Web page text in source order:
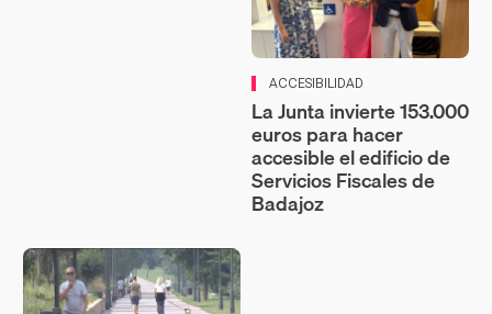
ACCESIBILIDAD
La Junta invierte 153.000
euros para hacer
accesible el edificio de
Servicios Fiscales de
Badajoz